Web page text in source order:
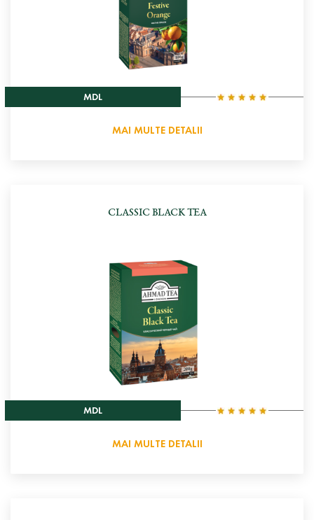
MDL
MAI MULTE DETALII
CLASSIC BLACK TEA
MDL
MAI MULTE DETALII